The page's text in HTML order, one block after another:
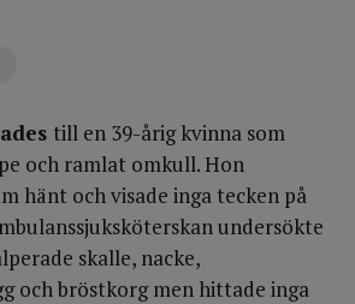
till en 39-årig kvinna som
och ramlat omkull. Hon
hänt och visade inga tecken på
undersökte
skalle, nacke,
och bröstkorg men hittade inga